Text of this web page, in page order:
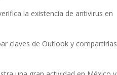
la existencia de antivirus en
claves de Outlook y compartirlas